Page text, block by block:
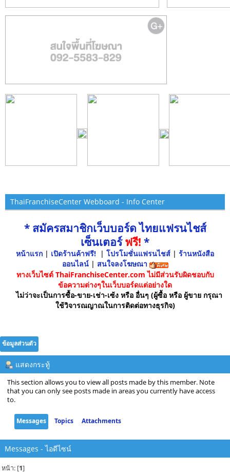
ThaiFranchiseCenter Webboard - Info Center
* สมัครสมาชิกเว็บบอร์ด ไทยแฟรนไชส์
เซ็นเตอร์ฟรี! *
หน้าแรก | เปิดร้านค้าฟรี! | โปรโมชั่นแฟรนไชส์ | ร้านหนังสือ
ออนไลน์ | สนใจลงโฆษณา
ทางเว็บไซต์ ThaiFranchiseCenter.com ไม่มีส่วนรับผิดชอบกับ
ข้อความต่างๆในเว็บบอร์ดแต่อย่างใด
ไม่ว่าจะเป็นการซื้อ-ขาย-เช่า-เซ้ง หรือ อื่นๆ (ผู้ซื้อ หรือ ผู้ขาย กรุณา
ใช้วิจารณญาณในการติดต่อทางธุรกิจ)
ข้อมูลส่วนตัว
แสดงกระทู้
This section allows you to view all posts made by this member. Note
that you can only see posts made in areas you currently have access
to.
Messages Topics Attachments
Messages - ไอดีไซน์
หน้า: [1]